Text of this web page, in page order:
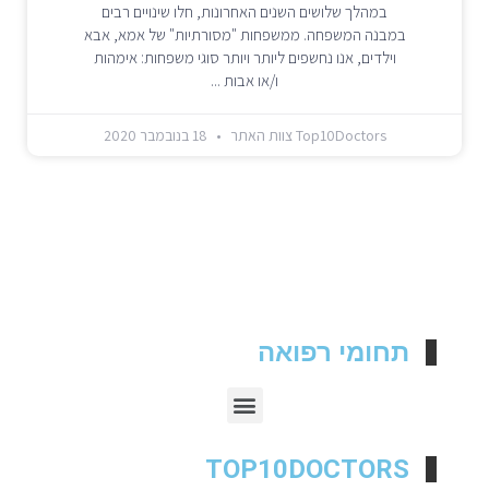
במהלך שלושים השנים האחרונות, חלו שינויים רבים
במבנה המשפחה. ממשפחות "מסורתיות" של אמא, אבא
וילדים, אנו נחשפים ליותר ויותר סוגי משפחות: אימהות
ו/או אבות
Top10Doctors צוות האתר
תחומי רפואה
TOP10DOCTORS